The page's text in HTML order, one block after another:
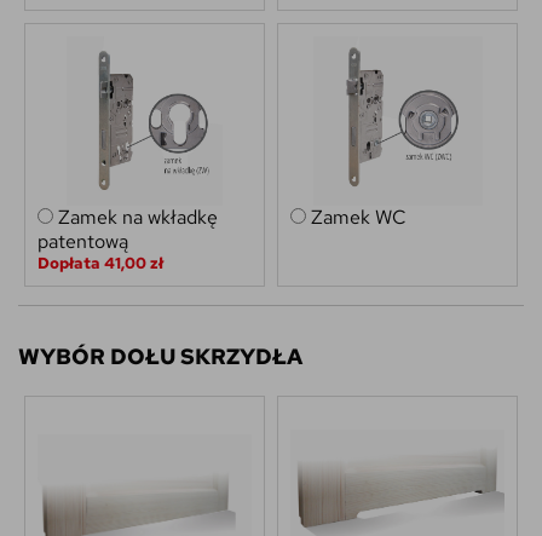
Zamek na wkładkę
patentową
Dopłata 41,00 zł
Zamek WC
WYBÓR DOŁU SKRZYDŁA